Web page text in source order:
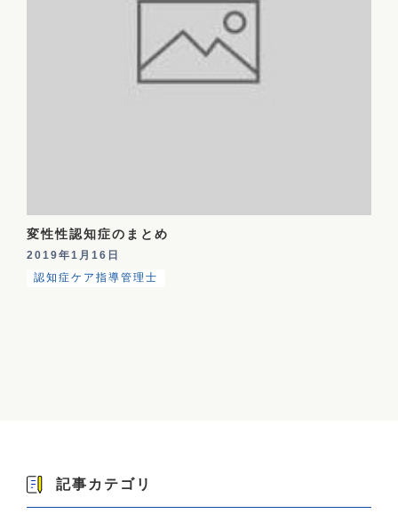
変性性認知症のまとめ
2019年1月16日
認知症ケア指導管理士
記事カテゴリ